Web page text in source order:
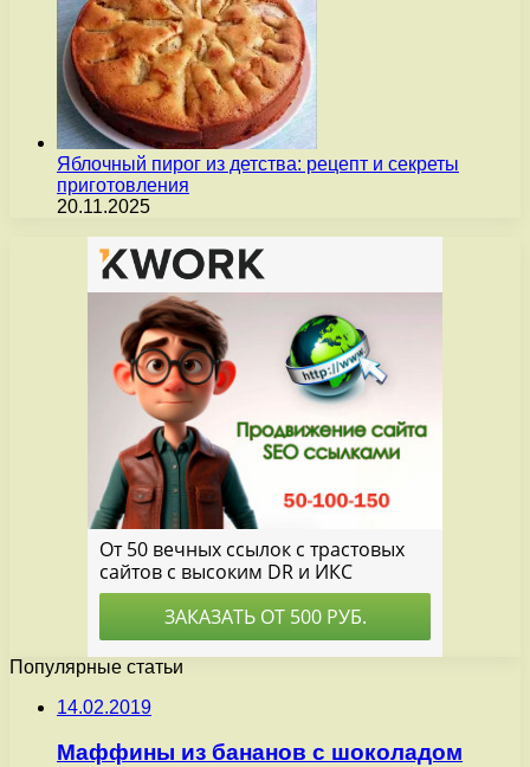
Яблочный пирог из детства: рецепт и секреты
приготовления
20.11.2025
Популярные статьи
14.02.2019
Маффины из бананов с шоколадом